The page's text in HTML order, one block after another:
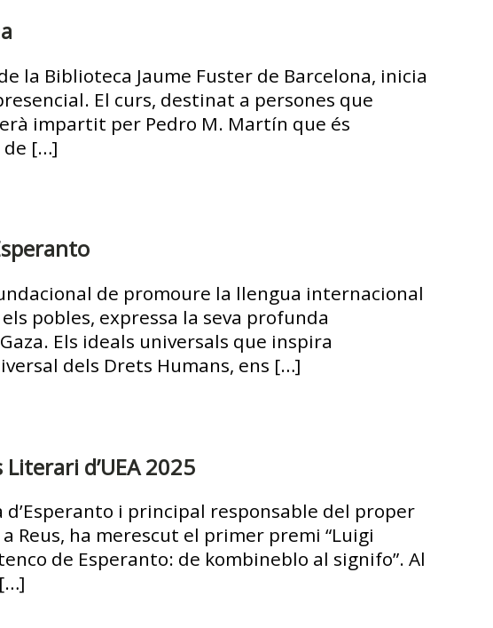
la Biblioteca Jaume Fuster de Barcelona, inicia
El curs, destinat a persones que
impartit per Pedro M. Martín que és
de […]
de promoure la llengua internacional
pobles, expressa la seva profunda
Els ideals universals que inspira
dels Drets Humans, ens […]
d’UEA 2025
d’Esperanto i principal responsable del proper
Reus, ha merescut el primer premi “Luigi
de Esperanto: de kombineblo al signifo”. Al